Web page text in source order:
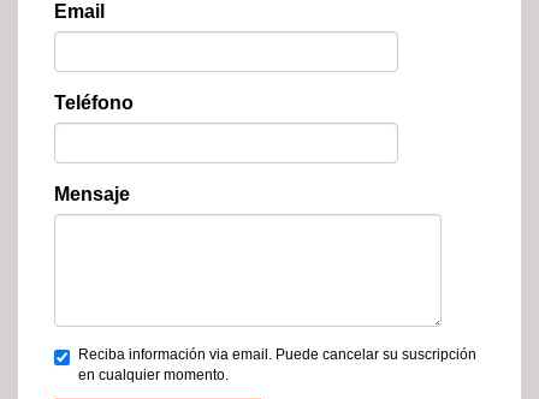
Email
Teléfono
Mensaje
Reciba información via email. Puede cancelar su suscripción
en cualquier momento.